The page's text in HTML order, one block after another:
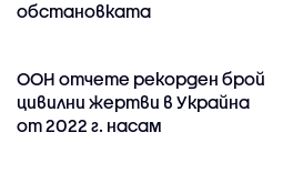
обстановката
ООН отчете рекорден брой
цивилни жертви в Украйна
от 2022 г. насам